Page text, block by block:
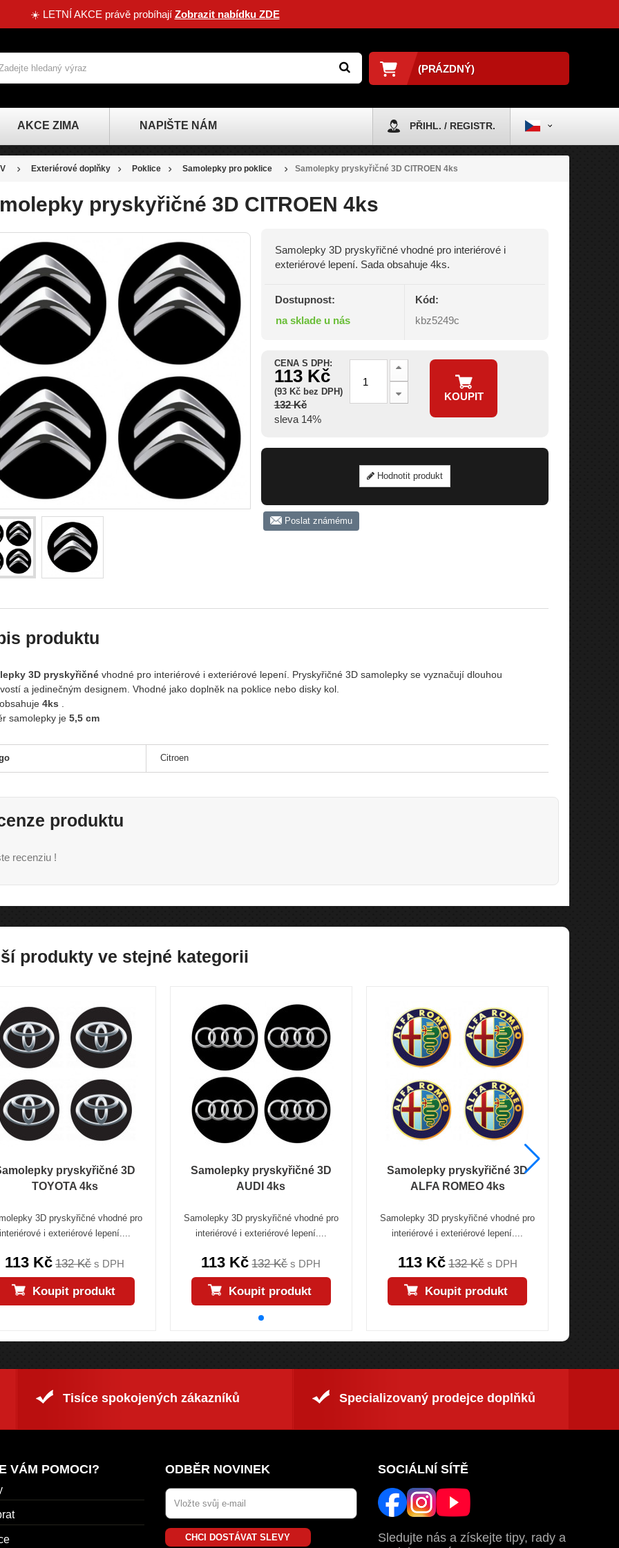
☀️ LETNÍ AKCE právě probíhají Zobrazit nabídku ZDE
(PRÁZDNÝ)
AKCE ZIMA NAPIŠTE NÁM PŘIHL. / REGISTR.
Exteriérové doplňky Poklice Samolepky pro poklice Samolepky pryskyřičné 3D CITROEN 4ks
pryskyřičné 3D CITROEN 4ks
SLEVA
-20 KČ
Samolepky 3D pryskyřičné vhodné pro interiérové i
exteriérové lepení. Sada obsahuje 4ks.
Dostupnost:
na sklade u nás
Kód:
kbz5249c
CENA S DPH:
113 Kč
(93 Kč bez DPH)
132 Kč
sleva 14%
KOUPIT
Hodnotit produkt
Poslat známému
produktu
3D pryskyřičnévhodné pro interiérové i exteriérové lepení. Pryskyřičné 3D samolepky se vyznačují dlouhou
a jedinečným designem. Vhodné jako doplněk na poklice nebo disky kol.
4ks .
samolepky je 5,5 cm
Citroen
produktu
recenziu !
produkty ve stejné kategorii
pryskyřičné 3D
TOYOTA 4ks
3D pryskyřičné vhodné pro
interiérové i exteriérové lepení....
113 Kč 132 Kč s DPH
Koupit produkt
Samolepky pryskyřičné 3D
AUDI 4ks
Samolepky 3D pryskyřičné vhodné pro
interiérové i exteriérové lepení....
113 Kč 132 Kčs DPH
Koupit produkt
Samolepky pryskyřičné 3D
ALFA ROMEO 4ks
Samolepky 3D pryskyřičné vhodné pro
interiérové i exteriérové lepení....
113 Kč 132 Kčs DPH
Koupit produkt
Tisíce spokojených zákazníků Specializovaný prodejce doplňků
VÁM POMOCI? ODBĚR NOVINEK
CHCI DOSTÁVAT SLEVY
SOCIÁLNÍ SÍTĚ
Sledujte nás a získejte tipy, rady a